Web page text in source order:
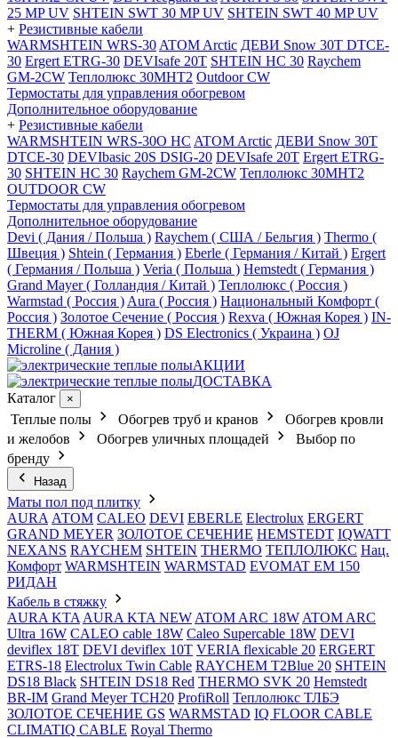
25 MP UV SHTEIN SWT 30 MP UV SHTEIN SWT 40 MP UV
+ Резистивные кабели
WARMSHTEIN WRS-30 ATOM Arctic ДЕВИ Snow 30T DTCE-
30 Ergert ETRG-30 DEVIsafe 20T SHTEIN HC 30 Raychem
GM-2CW Теплолюкс 30МНТ2 Outdoor CW
Термостаты для управления обогревом
Дополнительное оборудование
+ Резистивные кабели
WARMSHTEIN WRS-30O HC ATOM Arctic ДЕВИ Snow 30T
DTCE-30 DEVIbasic 20S DSIG-20 DEVIsafe 20T Ergert ETRG-
30 SHTEIN HC 30 Raychem GM-2CW Теплолюкс 30МНТ2
OUTDOOR CW
Термостаты для управления обогревом
Дополнительное оборудование
Devi ( Дания / Польша ) Raychem ( США / Бельгия ) Thermo (
Швеция ) Shtein ( Германия ) Eberle ( Германия / Китай ) Ergert
( Германия / Польша ) Veria ( Польша ) Hemstedt ( Германия )
Grand Mayer ( Голландия / Китай ) Теплолюкс ( Россия )
Warmstad ( Россия ) Aura ( Россия ) Национальный Комфорт (
Россия ) Золотое Сечение ( Россия ) Rexva ( Южная Корея ) IN-
THERM ( Южная Корея ) DS Electronics ( Украина ) OJ
Microline ( Дания )
АКЦИИ
ДОСТАВКА
Каталог
×
Теплые полы Обогрев труб и кранов
Обогрев кровли
и желобов
Обогрев уличных площадей
Выбор по
бренду
Назад
Маты пол под плитку
AURA АТОМ CALEO DEVI EBERLE Electrolux ERGERT
GRAND MEYER ЗОЛОТОЕ СЕЧЕНИЕ HEMSTEDT IQWATT
NEXANS RAYCHEM SHTEIN THERMO ТЕПЛОЛЮКС Нац.
Комфорт WARMSHTEIN WARMSTAD EVOMAT EM 150
РИДАН
Кабель в стяжку
AURA KTA AURA KTA NEW ATOM ARC 18W ATOM ARC
Ultra 16W CALEO cable 18W Caleo Supercable 18W DEVI
deviflex 18T DEVI deviflex 10T VERIA flexicable 20 ERGERT
ETRS-18 Electrolux Twin Cable RAYCHEM T2Blue 20 SHTEIN
DS18 Black SHTEIN DS18 Red THERMO SVK 20 Hemstedt
BR-IM Grand Meyer TCH20 ProfiRoll Теплолюкс ТЛБЭ
ЗОЛОТОЕ СЕЧЕНИЕ GS WARMSTAD IQ FLOOR CABLE
CLIMATIQ CABLE Royal Thermo